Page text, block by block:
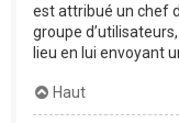
est attribué un chef
groupe
lieu en lui envoyant
Haut